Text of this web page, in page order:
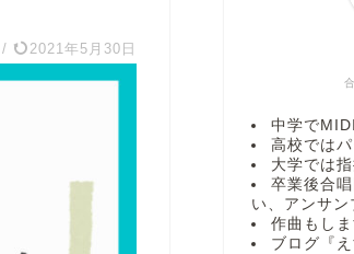
/ 2021年5月30日
中学で
高校では
大学では
卒業後合
い、アンサ
作曲もしま
ブログ『